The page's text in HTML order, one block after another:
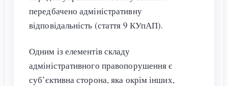
передбачено адміністративну
відповідальність (стаття 9 КУпАП).
Одним із елементів складу
адміністративного правопорушення є
суб’єктивна сторона, яка окрім інших,